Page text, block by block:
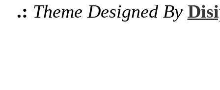
.: Theme Designed By